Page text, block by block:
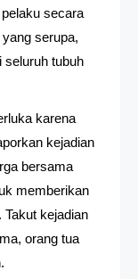
secara
serupa,
seluruh tubuh
karena
kejadian
bersama
memberikan
kejadian
orang tua